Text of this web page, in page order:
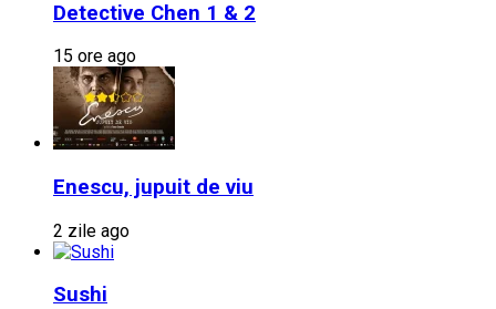
Detective Chen 1 & 2
15 ore ago
Enescu, jupuit de viu
2 zile ago
Sushi